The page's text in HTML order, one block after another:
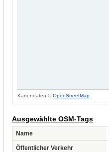
Kartendaten ©OpenStreetMap
Ausgewählte OSM-Tags
Name
Öffentlicher Verkehr